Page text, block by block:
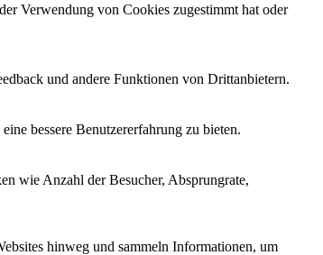
Verwendung von Cookies zugestimmt hat oder
und andere Funktionen von Drittanbietern.
bessere Benutzererfahrung zu bieten.
wie Anzahl der Besucher, Absprungrate,
hinweg und sammeln Informationen, um